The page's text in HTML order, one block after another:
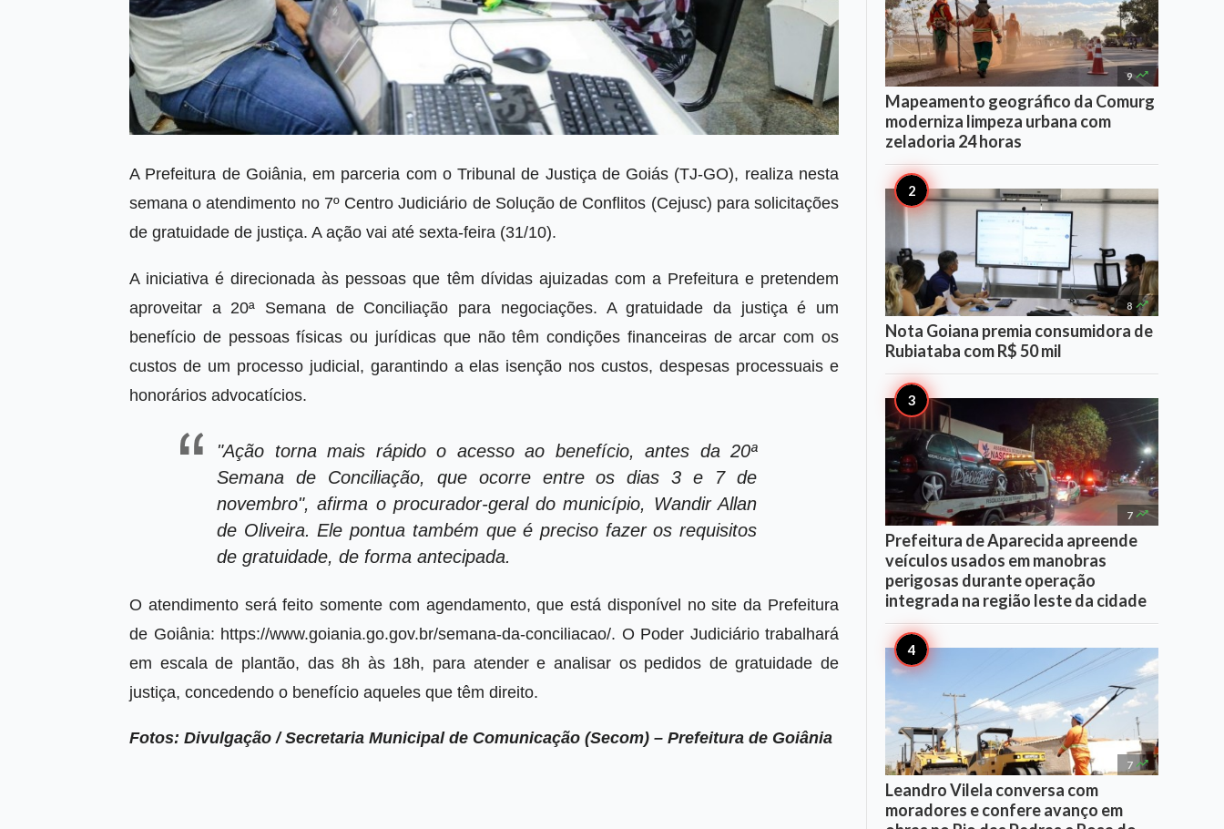
A Prefeitura de Goiânia, em parceria com o Tribunal de Justiça de Goiás (TJ-GO), realiza nesta
semana o atendimento no 7º Centro Judiciário de Solução de Conflitos (Cejusc) para solicitações
de gratuidade de justiça. A ação vai até sexta-feira (31/10).
A iniciativa é direcionada às pessoas que têm dívidas ajuizadas com a Prefeitura e pretendem
aproveitar a 20ª Semana de Conciliação para negociações. A gratuidade da justiça é um
benefício de pessoas físicas ou jurídicas que não têm condições financeiras de arcar com os
custos de um processo judicial, garantindo a elas isenção nos custos, despesas processuais e
honorários advocatícios.
"Ação torna mais rápido o acesso ao benefício, antes da 20ª
Semana de Conciliação, que ocorre entre os dias 3 e 7 de
novembro", afirma o procurador-geral do município, Wandir Allan
de Oliveira. Ele pontua também que é preciso fazer os requisitos
de gratuidade, de forma antecipada.
O atendimento será feito somente com agendamento, que está disponível no site da Prefeitura
de Goiânia: https://www.goiania.go.gov.br/semana-da-conciliacao/. O Poder Judiciário trabalhará
em escala de plantão, das 8h às 18h, para atender e analisar os pedidos de gratuidade de
justiça, concedendo o benefício aqueles que têm direito.
Fotos: Divulgação /Secretaria Municipal de Comunicação (Secom) – Prefeitura de Goiânia
9 
Mapeamento geográfico da Comurg
moderniza limpeza urbana com
zeladoria 24 horas
8 
Nota Goiana premia consumidora de
Rubiataba com R$ 50 mil
7 
Prefeitura de Aparecida apreende
veículos usados em manobras
perigosas durante operação
integrada na região leste da cidade
7 
Leandro Vilela conversa com
moradores e confere avanço em